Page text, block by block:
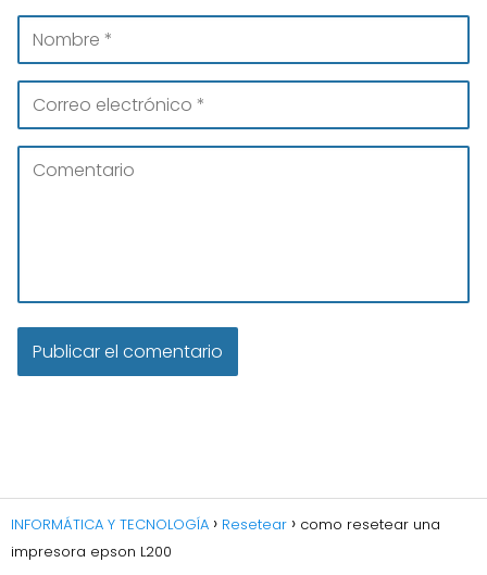
INFORMÁTICA Y TECNOLOGÍA Resetear
como resetear una
impresora epson L200